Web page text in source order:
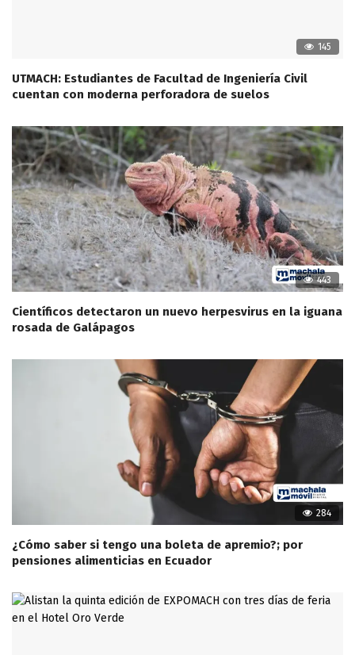
145
UTMACH: Estudiantes de Facultad de Ingeniería Civil
cuentan con moderna perforadora de suelos
443
Científicos detectaron un nuevo herpesvirus en la iguana
rosada de Galápagos
284
¿Cómo saber si tengo una boleta de apremio?; por
pensiones alimenticias en Ecuador